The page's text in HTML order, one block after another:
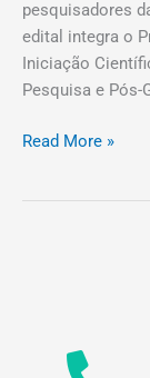
pesquisadores
edital integra o
Iniciação
Pesquisa e Pós-
Read More »